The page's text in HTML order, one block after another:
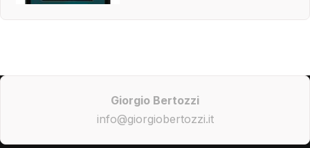
Giorgio Bertozzi
info@giorgiobertozzi.it